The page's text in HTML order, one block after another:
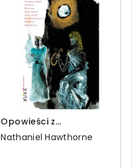
Opowieści z
zaczarowanego lasu
TOM 1-2 / ebook
Nathaniel Hawthorne